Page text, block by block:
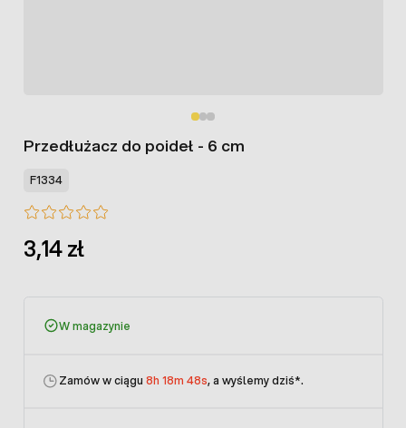
Przedłużacz do poideł - 6 cm
F1334
3,14 zł
W magazynie
Zamów w ciągu 8h 18m 48s, a wyślemy dziś*.